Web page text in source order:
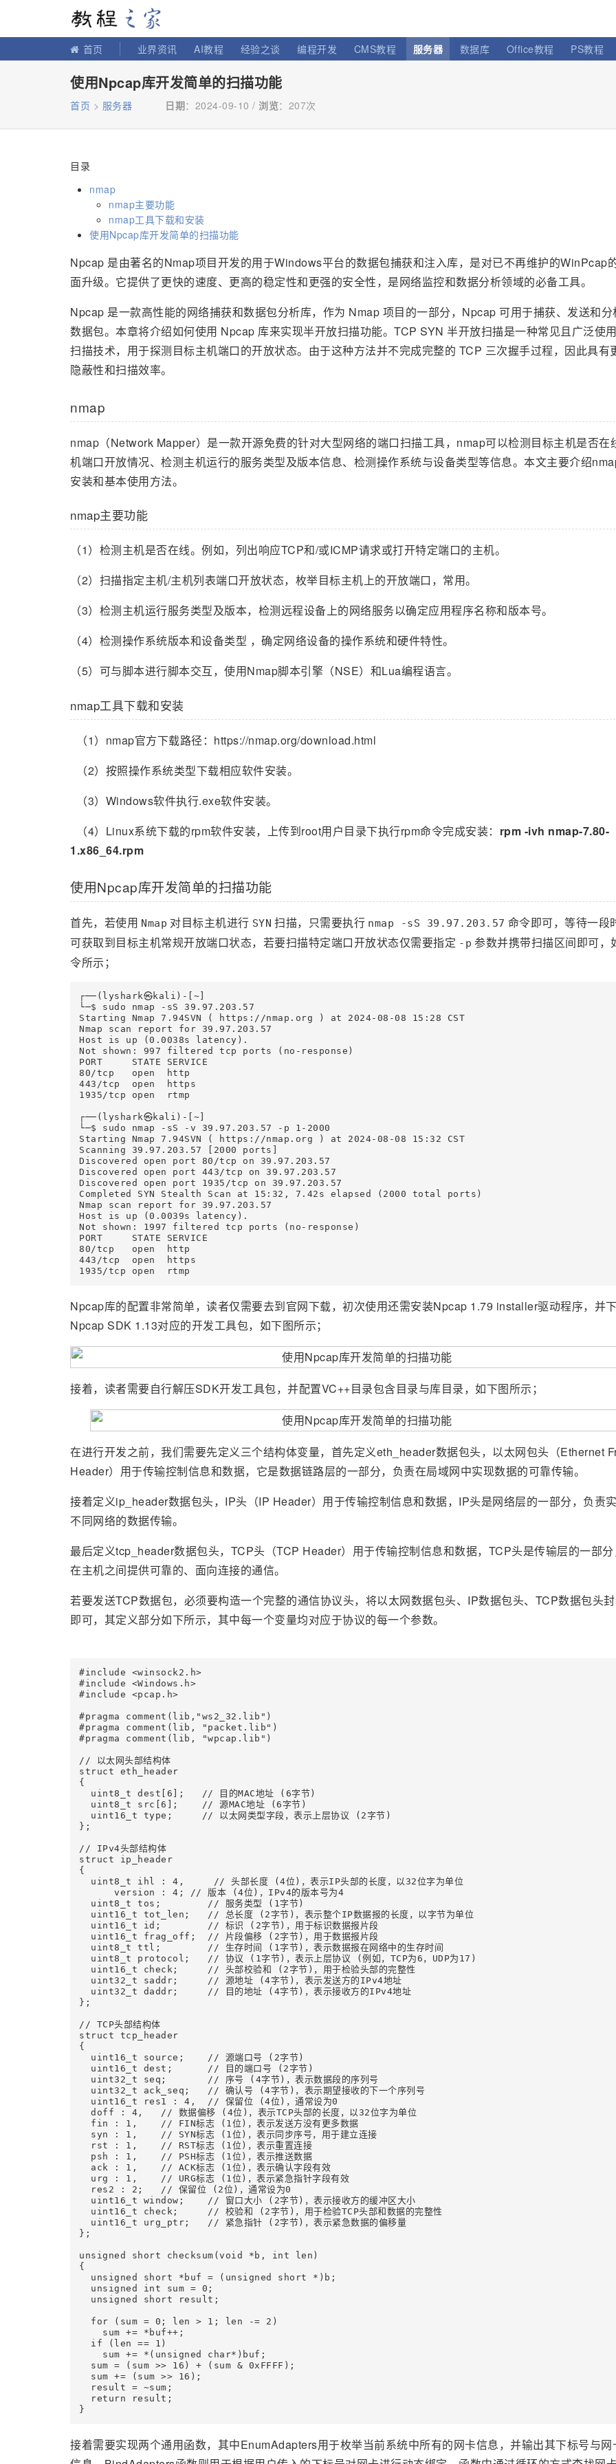
首页 业界资讯 AI教程 经验之谈 编程开发 CMS教程 服务器 数据库 Office教程 PS教程
使用Npcap库开发简单的扫描功能
首页 > 服务器 日期：2024-09-10 / 浏览： 207次
目录
nmap
nmap主要功能
nmap工具下载和安装
使用Npcap库开发简单的扫描功能
Npcap 是由著名的Nmap项目开发的用于Windows平台的数据包捕获和注入库，是对已不再维护的WinPcap
面升级。它提供了更快的速度、更高的稳定性和更强的安全性，是网络监控和数据分析领域的必备工具。
Npcap 是一款高性能的网络捕获和数据包分析库，作为 Nmap 项目的一部分，Npcap 可用于捕获、发送和分
数据包。本章将介绍如何使用 Npcap 库来实现半开放扫描功能。TCP SYN 半开放扫描是一种常见且广泛使
扫描技术，用于探测目标主机端口的开放状态。由于这种方法并不完成完整的 TCP 三次握手过程，因此具有
隐蔽性和扫描效率。
nmap
nmap（Network Mapper）是一款开源免费的针对大型网络的端口扫描工具，nmap可以检测目标主机是否在
机端口开放情况、检测主机运行的服务类型及版本信息、检测操作系统与设备类型等信息。本文主要介绍
安装和基本使用方法。
nmap主要功能
（1）检测主机是否在线。例如，列出响应TCP和/或ICMP请求或打开特定端口的主机。
（2）扫描指定主机/主机列表端口开放状态，枚举目标主机上的开放端口，常用。
（3）检测主机运行服务类型及版本，检测远程设备上的网络服务以确定应用程序名称和版本号。
（4）检测操作系统版本和设备类型 ，确定网络设备的操作系统和硬件特性。
（5）可与脚本进行脚本交互，使用Nmap脚本引擎（NSE）和Lua编程语言。
nmap工具下载和安装
（1）nmap官方下载路径：https://nmap.org/download.html
（2）按照操作系统类型下载相应软件安装。
（3）Windows软件执行.exe软件安装。
（4）Linux系统下载的rpm软件安装，上传到root用户目录下执行rpm命令完成安装： rpm -ivh nmap-7.80-
1.x86_64.rpm
使用Npcap库开发简单的扫描功能
首先，若使用 Nmap 对目标主机进行 SYN 扫描，只需要执行 nmap -sS 39.97.203.57 命令即可，等待一段
可获取到目标主机常规开放端口状态，若要扫描特定端口开放状态仅需要指定 -p 参数并携带扫描区间即可，
令所示；
┌──(lyshark㉿kali)-[~]
└─$ sudo nmap -sS 39.97.203.57
Starting Nmap 7.94SVN ( https://nmap.org ) at 2024-08-08 15:28 CST
Nmap scan report for 39.97.203.57
Host is up (0.0038s latency).
Not shown: 997 filtered tcp ports (no-response)
PORT     STATE SERVICE
80/tcp   open  http
443/tcp  open  https
1935/tcp open  rtmp
┌──(lyshark㉿kali)-[~]
└─$ sudo nmap -sS -v 39.97.203.57 -p 1-2000
Starting Nmap 7.94SVN ( https://nmap.org ) at 2024-08-08 15:32 CST
Scanning 39.97.203.57 [2000 ports]
Discovered open port 80/tcp on 39.97.203.57
Discovered open port 443/tcp on 39.97.203.57
Discovered open port 1935/tcp on 39.97.203.57
Completed SYN Stealth Scan at 15:32, 7.42s elapsed (2000 total ports)
Nmap scan report for 39.97.203.57
Host is up (0.0039s latency).
Not shown: 1997 filtered tcp ports (no-response)
PORT     STATE SERVICE
80/tcp   open  http
443/tcp  open  https
Npcap库的配置非常简单，读者仅需要去到官网下载，初次使用还需安装Npcap 1.79 installer驱动程序，并
Npcap SDK 1.13对应的开发工具包，如下图所示；
接着，读者需要自行解压SDK开发工具包，并配置VC++目录包含目录与库目录，如下图所示；
在进行开发之前，我们需要先定义三个结构体变量，首先定义eth_header数据包头，以太网包头（Ethernet
Header）用于传输控制信息和数据，它是数据链路层的一部分，负责在局域网中实现数据的可靠传输。
接着定义ip_header数据包头，IP头（IP Header）用于传输控制信息和数据，IP头是网络层的一部分，负责
不同网络的数据传输。
最后定义tcp_header数据包头，TCP头（TCP Header）用于传输控制信息和数据，TCP头是传输层的一部
在主机之间提供可靠的、面向连接的通信。
若要发送TCP数据包，必须要构造一个完整的通信协议头，将以太网数据包头、IP数据包头、TCP数据包头
即可，其定义部分如下所示，其中每一个变量均对应于协议的每一个参数。
#include <winsock2.h>
#include <Windows.h>
#include <pcap.h>
#pragma comment(lib,"ws2_32.lib")
#pragma comment(lib, "packet.lib")
#pragma comment(lib, "wpcap.lib")
// 以太网头部结构体
struct eth_header
{
  uint8_t dest[6];   // 目的MAC地址 (6字节)
  uint8_t src[6];    // 源MAC地址 (6字节)
  uint16_t type;     // 以太网类型字段，表示上层协议 (2字节)
};
// IPv4头部结构体
struct ip_header
{
  uint8_t ihl : 4,     // 头部长度 (4位)，表示IP头部的长度，以32位字为单位
      version : 4; // 版本 (4位)，IPv4的版本号为4
  uint8_t tos;        // 服务类型 (1字节)
  uint16_t tot_len;   // 总长度 (2字节)，表示整个IP数据报的长度，以字节为单位
  uint16_t id;        // 标识 (2字节)，用于标识数据报片段
  uint16_t frag_off;  // 片段偏移 (2字节)，用于数据报片段
  uint8_t ttl;        // 生存时间 (1字节)，表示数据报在网络中的生存时间
  uint8_t protocol;   // 协议 (1字节)，表示上层协议 (例如，TCP为6，UDP为17)
  uint16_t check;     // 头部校验和 (2字节)，用于检验头部的完整性
  uint32_t saddr;     // 源地址 (4字节)，表示发送方的IPv4地址
  uint32_t daddr;     // 目的地址 (4字节)，表示接收方的IPv4地址
};
// TCP头部结构体
struct tcp_header
{
  uint16_t source;    // 源端口号 (2字节)
  uint16_t dest;      // 目的端口号 (2字节)
  uint32_t seq;       // 序号 (4字节)，表示数据段的序列号
  uint32_t ack_seq;   // 确认号 (4字节)，表示期望接收的下一个序列号
  uint16_t res1 : 4,  // 保留位 (4位)，通常设为0
  doff : 4,   // 数据偏移 (4位)，表示TCP头部的长度，以32位字为单位
  fin : 1,    // FIN标志 (1位)，表示发送方没有更多数据
  syn : 1,    // SYN标志 (1位)，表示同步序号，用于建立连接
  rst : 1,    // RST标志 (1位)，表示重置连接
  psh : 1,    // PSH标志 (1位)，表示推送数据
  ack : 1,    // ACK标志 (1位)，表示确认字段有效
  urg : 1,    // URG标志 (1位)，表示紧急指针字段有效
  res2 : 2;   // 保留位 (2位)，通常设为0
  uint16_t window;    // 窗口大小 (2字节)，表示接收方的缓冲区大小
  uint16_t check;     // 校验和 (2字节)，用于检验TCP头部和数据的完整性
  uint16_t urg_ptr;   // 紧急指针 (2字节)，表示紧急数据的偏移量
};
unsigned short checksum(void *b, int len)
{
  unsigned short *buf = (unsigned short *)b;
  unsigned int sum = 0;
  unsigned short result;
  for (sum = 0; len > 1; len -= 2)
    sum += *buf++;
  if (len == 1)
    sum += *(unsigned char*)buf;
  sum = (sum >> 16) + (sum & 0xFFFF);
  sum += (sum >> 16);
  result = ~sum;
  return result;
接着需要实现两个通用函数，其中EnumAdapters用于枚举当前系统中所有的网卡信息，并输出其下标号与网